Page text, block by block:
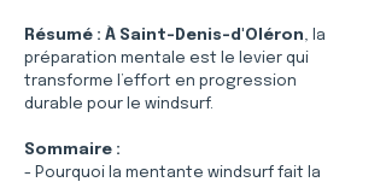
Résumé : À Saint-Denis-d'Oléron, la
préparation mentale est le levier qui
transforme l’effort en progression
durable pour le windsurf.
Sommaire :
- Pourquoi la mentante windsurf fait la